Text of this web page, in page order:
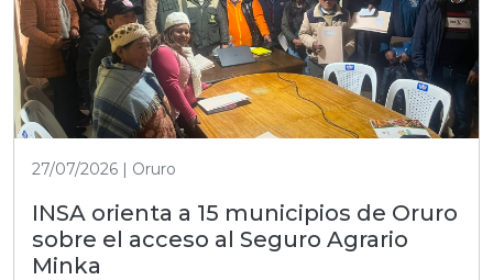
27/07/2026 | Oruro
INSA orienta a 15 municipios de Oruro
sobre el acceso al Seguro Agrario
Minka